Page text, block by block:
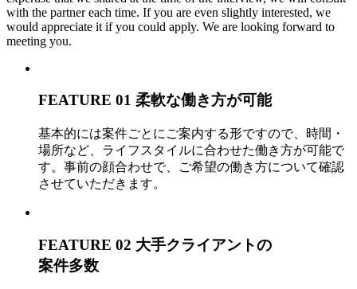
with the partner each time. If you are even slightly interested, we
would appreciate it if you could apply. We are looking forward to
meeting you.
FEATURE 01 柔軟な働き方が可能
基本的には案件ごとにご案内する形ですので、時間・
場所など、ライフスタイルに合わせた働き方が可能で
す。事前の顔合わせで、ご希望の働き方について確認
させていただきます。
FEATURE 02 大手クライアントの
案件多数